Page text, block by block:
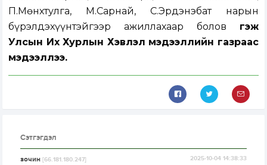
П.Мөнхтулга, М.Сарнай, С.Эрдэнэбат нарын
бүрэлдэхүүнтэйгээр ажиллахаар болов гэж
Улсын Их Хурлын Хэвлэл мэдээллийн газраас
мэдээллээ.
Сэтгэгдэл
зочин[66.181.180.247] 2025-10-04 14:38:33